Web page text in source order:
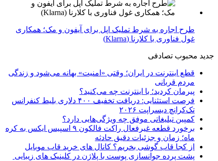
طرح اجاره به شرط تملیک اپل برای آیفون و مک؛ همکاری
غول فناوری با کلارنا (Klarna)
جدید محبوب تصادفی
قطع اینترنت در ایران؛ وقتی «امنیت» بهانه می‌شود و زندگی
مردم قربانی
پیرمان کردید؛ با اینترنت چه می‌کنید؟
فرصت استثنایی: دریافت تخفیف ۴۰۰ دلاری بلیط کنفرانس
تک‌کرانچ دیسراپت ۲۰۲۶
کمپین تبلیغاتی موفق چه ویژگی‌هایی دارد؟
برخورد قطعه غیرفعال راکت فالکون ۹ اسپیس ایکس به کره
ماه؛ زمان و جزئیات دقیق حادثه
از کجا قاب گوشی بخریم؟ کانال های خرید قاب موبایل
پشت پرده جوانسازی پوست با پلاژن در کلینیک های زیبایی